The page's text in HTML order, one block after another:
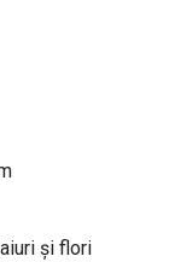
și flori